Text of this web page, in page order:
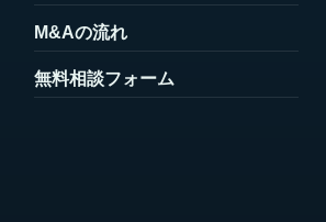
M&Aの流れ
無料相談フォーム